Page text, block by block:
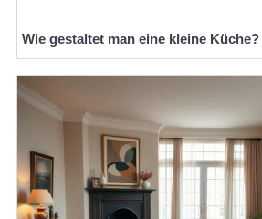
Wie gestaltet man eine kleine Küche?